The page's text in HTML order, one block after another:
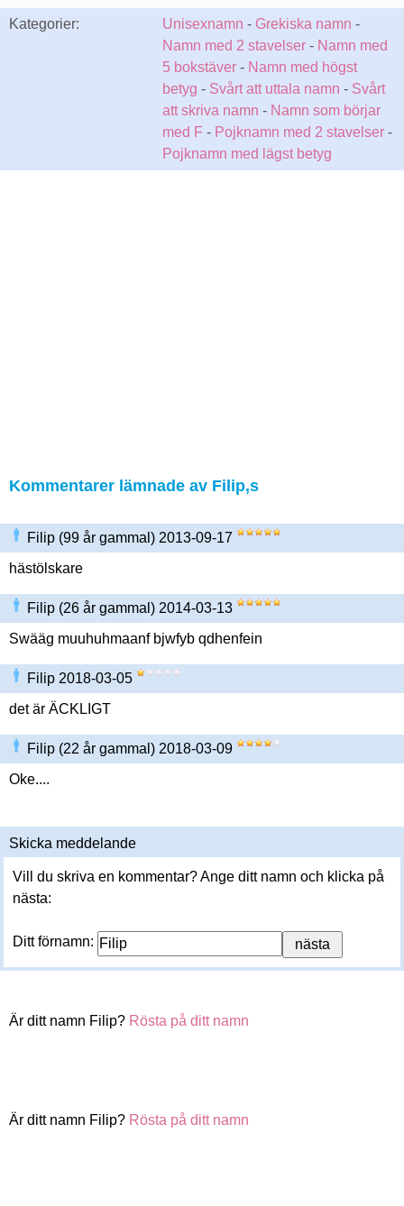
Kategorier: Unisexnamn - Grekiska namn -
Namn med 2 stavelser - Namn med
5 bokstäver - Namn med högst
betyg - Svårt att uttala namn - Svårt
att skriva namn - Namn som börjar
med F - Pojknamn med 2 stavelser -
Pojknamn med lägst betyg
Kommentarer lämnade av Filip,s
Filip (99 år gammal) 2013-09-17
hästölskare
Filip (26 år gammal) 2014-03-13
Swääg muuhuhmaanf bjwfyb qdhenfein
Filip 2018-03-05
det är ÄCKLIGT
Filip (22 år gammal) 2018-03-09
Oke....
Skicka meddelande
Vill du skriva en kommentar? Ange ditt namn och klicka på
nästa:
Ditt förnamn:
Är ditt namn Filip? Rösta på ditt namn
Är ditt namn Filip? Rösta på ditt namn